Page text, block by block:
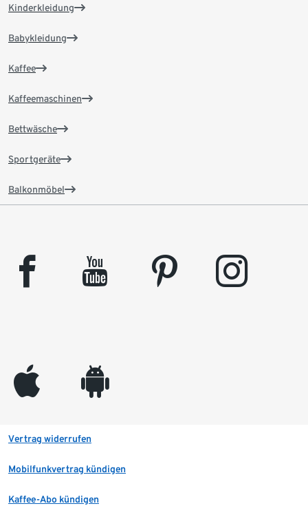
Kinderkleidung
Babykleidung
Kaffee
Kaffeemaschinen
Bettwäsche
Sportgeräte
Balkonmöbel
facebook youtube pinterest instagram
appleinc android
Vertrag widerrufen
Mobilfunkvertrag kündigen
Kaffee-Abo kündigen